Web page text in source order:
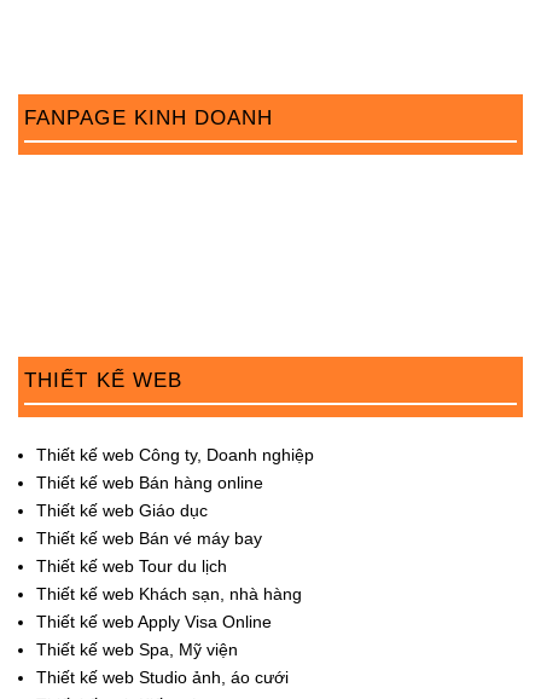
i
o
FANPAGE KINH DOANH
THIẾT KẾ WEB
Thiết kế web Công ty, Doanh nghiệp
Thiết kế web Bán hàng online
Thiết kế web Giáo dục
Thiết kế web Bán vé máy bay
Thiết kế web Tour du lịch
Thiết kế web Khách sạn, nhà hàng
Thiết kế web Apply Visa Online
Thiết kế web Spa, Mỹ viện
Thiết kế web Studio ảnh, áo cưới